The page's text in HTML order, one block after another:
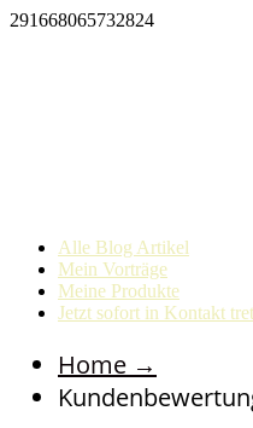
291668065732824
Alle Blog Artikel
Mein Vorträge
Meine Produkte
Jetzt sofort in Kontakt
Home →